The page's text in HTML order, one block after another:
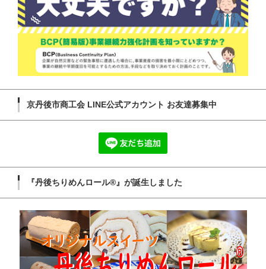
京丹後市商工会 LINE公式アカウント お友達募集中
『丹後ちりめんロール®』が誕生しました